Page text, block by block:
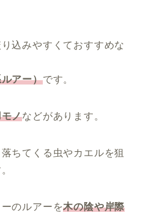
込みやすくておすすめな
アー）です。
ノなどがあります。
ちてくる虫やカエルを狙
のルアーを木の陰や岸際